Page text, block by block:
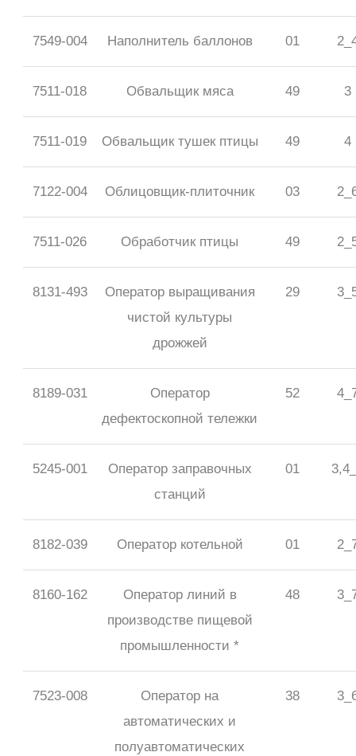
7549-004 Наполнитель баллонов 01
7511-018 Обвальщик мяса 49 3
7511-019 Обвальщик тушек птицы 49 4
7122-004 Облицовщик-плиточник 03
7511-026 Обработчик птицы 49
8131-493
Оператор выращивания
чистой культуры
дрожжей
29
8189-031
Оператор
дефектоскопной тележки
52
5245-001
Оператор заправочных
станций
01
8182-039 Оператор котельной 01
8160-162
Оператор линий в
производстве пищевой
промышленности *
48
7523-008
Оператор на
автоматических и
полуавтоматических
38